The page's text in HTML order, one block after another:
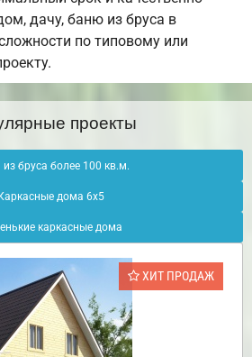
дачу, баню из бруса в
по типовому или
проекты
бруса более 100 кв.м.
Каркасные дома 6х5
каркасные дома
ХИТ ПРОДАЖ